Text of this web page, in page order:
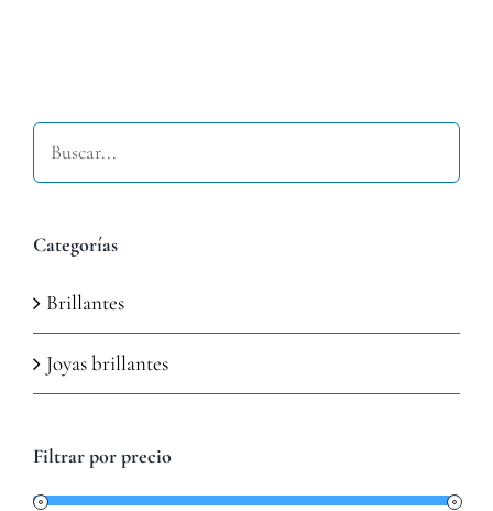
Buscar
Categorías
Brillantes
Joyas brillantes
Filtrar por precio